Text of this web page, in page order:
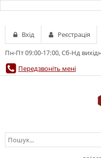
Пн-Пт 09:00-17:00, Сб-Нд
Передзвоніть мені
Вхід Реєстрація